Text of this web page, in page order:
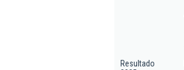
Resultado